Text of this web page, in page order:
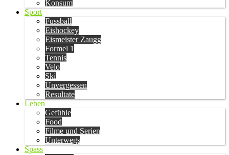
Konsum
Sport
Fussball
Eishockey
Eismeister Zaugg
Formel 1
Tennis
Velo
Ski
Unvergessen
Resultate
Leben
Gefühle
Food
Filme und Serien
Unterwegs
Spass